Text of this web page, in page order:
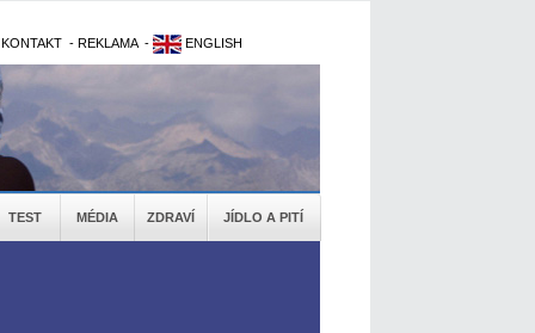
KONTAKT - REKLAMA - ENGLISH
TEST MÉDIA ZDRAVÍ JÍDLO A PITÍ